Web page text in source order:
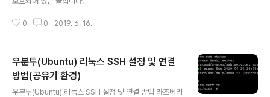
할 것이다. (폰트는 구글폰트 등을 통해 찾으면 좋다) 구글
에 들어가보면 꾸미..
0 0 2019. 6. 16.
우분투(Ubuntu) 리눅스 SSH 설정 및 연결
방법(공유기 환경)
우분투(Ubuntu) 리눅스 SSH 설정 및 연결 방법 라즈베리